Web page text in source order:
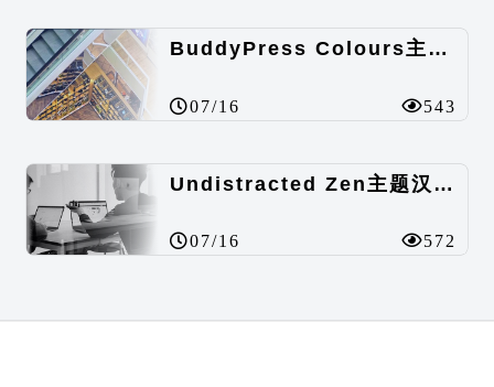
BuddyPress Colours主题汉化包
07/16 543
Undistracted Zen主题汉化包
07/16 572